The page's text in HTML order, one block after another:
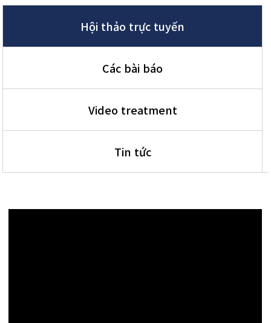
Hội thảo trực tuyến
Các bài báo
Video treatment
Tin tức